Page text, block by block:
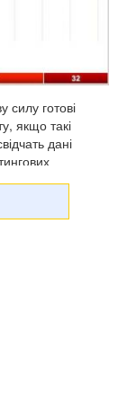
силу готові
якщо такі
дані